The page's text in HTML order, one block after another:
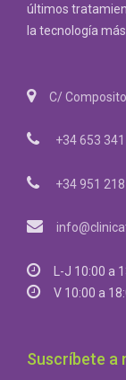
últimos
la tecnología
C/
+34 653
+34 951
L-J 10:00 a
V 10:00 a
Suscríbete a